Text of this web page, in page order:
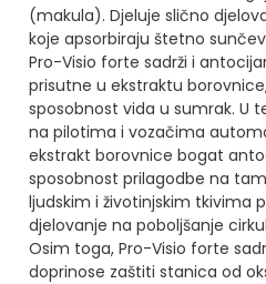
(makula). Djeluje slično
koje apsorbiraju štetno
Pro-Visio forte sadrži i
prisutne u ekstraktu
sposobnost vida u sumrak. U
na pilotima i vozačima
ekstrakt borovnice bogat
sposobnost prilagodbe na
ljudskim i životinjskim tkivima
djelovanje na poboljšanje
Osim toga, Pro-Visio forte
doprinose zaštiti stanica od